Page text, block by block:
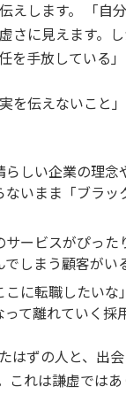
えします。 「自
さに見えます。
を手放している」
を伝えないこと
らしい企業の理念
いまま「ブラ
サービスがぴっ
しまう顧客がい
こに転職したい
て離れていく採
はずの人と、出
これは謙虚では